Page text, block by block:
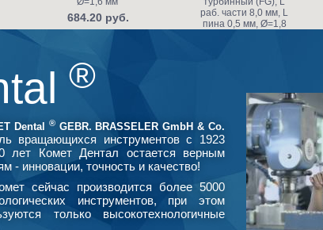
684.20 руб.
раб. части 8,0 мм, L
пина 0,5 мм, Ø=1,8
®
Dental ®GEBR. BRASSELER GmbH & Co.
вращающихся инструментов с 1923
лет Комет Дентал остается верным
- инновации, точность и качество!
сейчас производится более 5000
инструментов, при этом
только высокотехнологичные